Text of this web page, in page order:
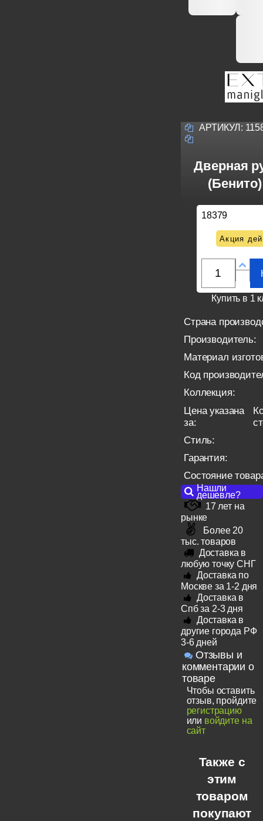
АРТИКУЛ:
Дверная
18379
Акция
Купить в 1
Страна
Производитель:
Материал
Код
Коллекция:
Цена указана
за:
Стиль:
Гарантия:
Состояние
Нашли
дешевле?
17 лет на
рынке
Более 20
тыс. товаров
Доставка в
любую точку СНГ
Доставка по
Москве за 1-2 дня
Доставка в
Спб за 2-3 дня
Доставка в
другие города РФ
3-6 дней
Отзывы и
комментарии о
товаре
Чтобы оставить
отзыв, пройдите
регистрацию
или войдите на
сайт
Также с
этим
товаром
покупают